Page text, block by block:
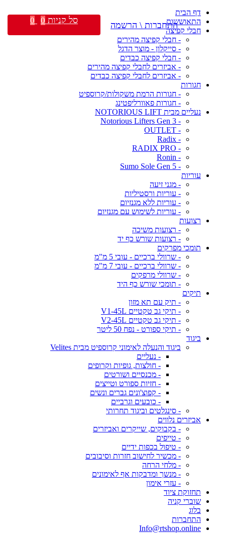
דף הבית
התאוששות
חבלי קפיצה
- חבלי קפיצה מהירים
- סייקלון - מוצר הדגל
- חבלי קפיצה כבדים
- אביזרים לחבלי קפיצה מהירים
- אביזרים לחבלי קפיצה כבדים
חגורות
- חגורות הרמת משקולות/קרוספיט
- חגורות פאוורליפטינג
נעליים מבית NOTORIOUS LIFT
- Notorious Lifters Gen 3
- OUTLET
- Radix
- RADIX PRO
- Ronin
- Sumo Sole Gen 5
עוריות
- מגני זיעה
- עוריות ורסטיליות
- עוריות ללא מגנזיום
- עוריות לשימוש עם מגנזיום
רצועות
- רצועות משיכה
- רצועות שורש כף יד
תומכי מפרקים
- שרוולי ברכיים - עובי 5 מ"מ
- שרוולי ברכיים - עובי 7 מ"מ
- שרוולי מרפקים
- תומכי שורש כף היד
תיקים
- תיק עם תא מזון
- תיקי גב טקטיים V1-45L
- תיקי גב טקטיים V2-45L
- תיקי ספורט - נפח 50 ליטר
ביגוד
ביגוד והנעלה לאימוני קרוספיט מבית Velites
- נעליים
- חולצות, גופיות וקרופים
- מכנסיים ושורטים
- חזיות ספורט וטייצים
- קפוצ'ונים גברים ונשים
- כובעים וגרביים
- סינגלטים וביגוד תחרותי
אביזרים נלווים
- בקבוקים, שייקרים ואביזרים
- טייפים
- טיפול בכפות ידיים
- מכשיר לחישוב חזרות וסיבובים
- מלחי הרחה
- מנשך ומדבקות אף לאימונים
- עזרי אימון
תחזוקת ציוד
שוברי קניה
בלוג
התחברות
Info@rtshop.online
התחברות \ הרשמה סל קניות 0
0